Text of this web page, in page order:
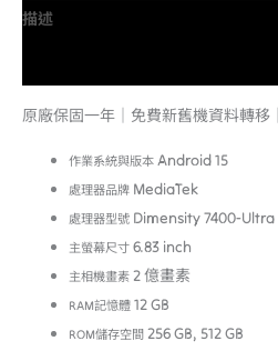
描述
原廠保固一年｜免費新舊機資料轉移
作業系統與版本 Android 15
處理器品牌 MediaTek
處理器型號 Dimensity 7400-Ultra
主螢幕尺寸 6.83 inch
主相機畫素 2 億畫素
RAM記憶體 12 GB
ROM儲存空間 256 GB, 512 GB